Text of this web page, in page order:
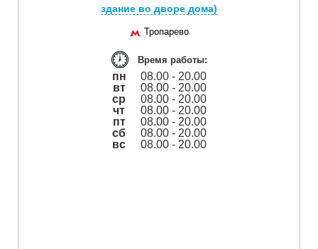
здание во дворе дома)
Тропарево
Время работы:
пн
08.00 - 20.00
вт
08.00 - 20.00
ср
08.00 - 20.00
чт
08.00 - 20.00
пт
08.00 - 20.00
сб
08.00 - 20.00
вс
08.00 - 20.00